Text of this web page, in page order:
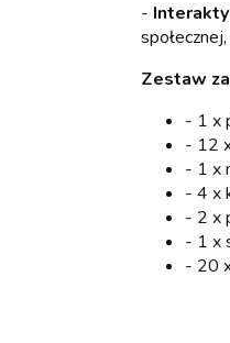
-
Zestaw
- 1 x
- 12
- 1 x
- 4 x
- 2 x
- 1 x
- 20